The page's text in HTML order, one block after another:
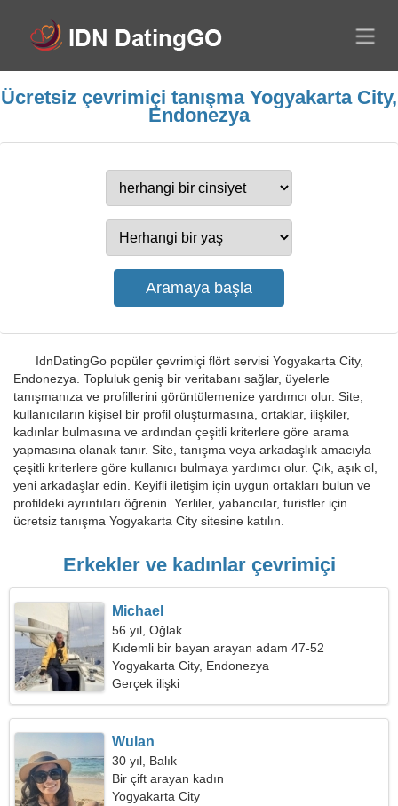
Ücretsiz çevrimiçi tanışma Yogyakarta City,
Endonezya
IdnDatingGo popüler çevrimiçi flört servisi Yogyakarta City,
Endonezya. Topluluk geniş bir veritabanı sağlar, üyelerle
tanışmanıza ve profillerini görüntülemenize yardımcı olur. Site,
kullanıcıların kişisel bir profil oluşturmasına, ortaklar, ilişkiler,
kadınlar bulmasına ve ardından çeşitli kriterlere göre arama
yapmasına olanak tanır. Site, tanışma veya arkadaşlık amacıyla
çeşitli kriterlere göre kullanıcı bulmaya yardımcı olur. Çık, aşık ol,
yeni arkadaşlar edin. Keyifli iletişim için uygun ortakları bulun ve
profildeki ayrıntıları öğrenin. Yerliler, yabancılar, turistler için
ücretsiz tanışma Yogyakarta City sitesine katılın.
Erkekler ve kadınlar çevrimiçi
Michael
56 yıl, Oğlak
Kıdemli bir bayan arayan adam 47-52
Yogyakarta City, Endonezya
Gerçek ilişki
Wulan
30 yıl, Balık
Bir çift arayan kadın
Yogyakarta City